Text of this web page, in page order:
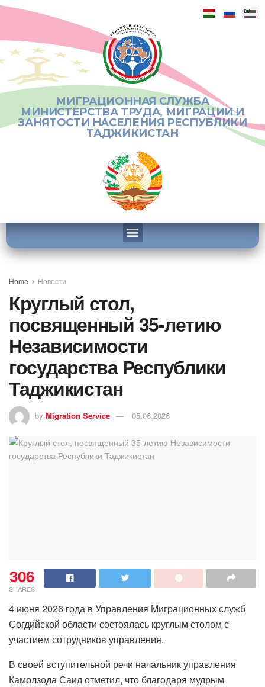
МИГРАЦИОННАЯ СЛУЖБА
МИНИСТЕРСТВА ТРУДА, МИГРАЦИИ И
ЗАНЯТОСТИ НАСЕЛЕНИЯ РЕСПУБЛИКИ
ТАДЖИКИСТАН
Home Новости
Круглый стол,
посвященный 35-летию
Независимости
государства Республики
Таджикистан
by Migration Service 05.06.2026
306
SHARES
4 июня 2026 года в Управления Миграционных служб
Согдийской области состоялась круглым столом с
участием сотрудников управления.
В своей вступительной речи начальник управления
Камолзода Саид отметил, что благодаря мудрым